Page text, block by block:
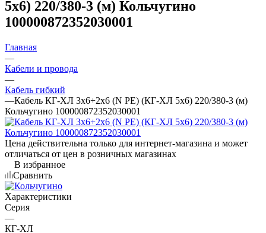
5х6) 220/380-3 (м) Кольчугино
100000872352030001
Главная
—
Кабели и провода
—
Кабель гибкий
—Кабель КГ-ХЛ 3х6+2х6 (N PE) (КГ-ХЛ 5х6) 220/380-3 (м)
Кольчугино 100000872352030001
Цена действительна только для интернет-магазина и может
отличаться от цен в розничных магазинах
В избранное
Сравнить
Характеристики
Серия
—
КГ-ХЛ